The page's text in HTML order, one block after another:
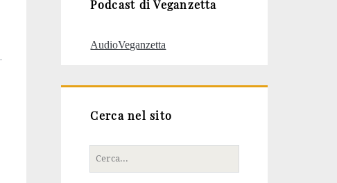
Podcast di Veganzetta
AudioVeganzetta
Cerca nel sito
Cerca
per: